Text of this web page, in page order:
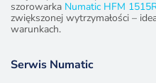
szorowarka Numatic HFM
zwiększonej wytrzymałości –
warunkach.
Serwis Numatic